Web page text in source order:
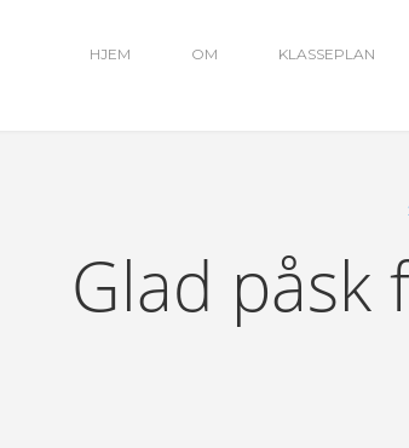
HJEM OM KLASSEPLAN
Glad påsk